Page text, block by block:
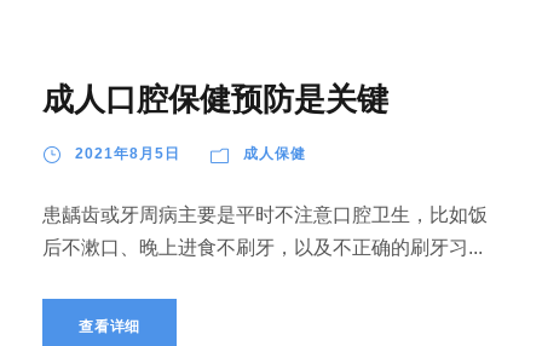
成人口腔保健预防是关键
2021年8月5日 成人保健
患龋齿或牙周病主要是平时不注意口腔卫生，比如饭
后不漱口、晚上进食不刷牙，以及不正确的刷牙习...
查看详细